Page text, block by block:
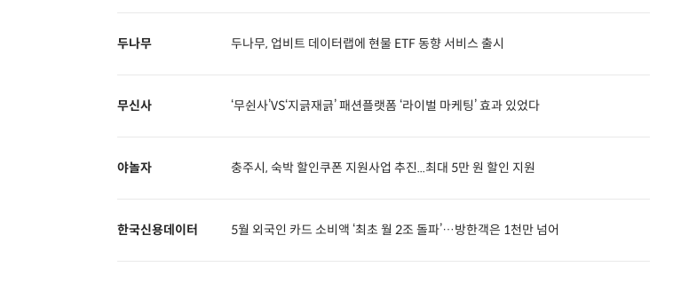
두나무 두나무, 업비트 데이터랩에 현물 ETF 동향 서비스 출시
무신사 ‘무쉰사’VS‘지긁재긁’ 패션플랫폼 ‘라이벌 마케팅’ 효과 있었다
야놀자 충주시, 숙박 할인쿠폰 지원사업 추진...최대 5만 원 할인 지원
한국신용데이터 5월 외국인 카드 소비액 ‘최초 월 2조 돌파’…방한객은 1천만 넘어